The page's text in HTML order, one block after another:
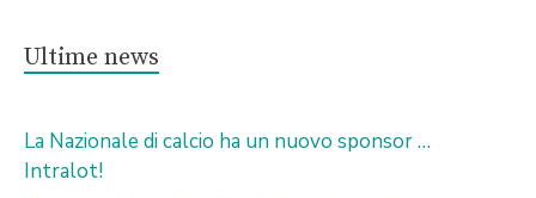
Ultime news
La Nazionale di calcio ha un nuovo sponsor …
Intralot!